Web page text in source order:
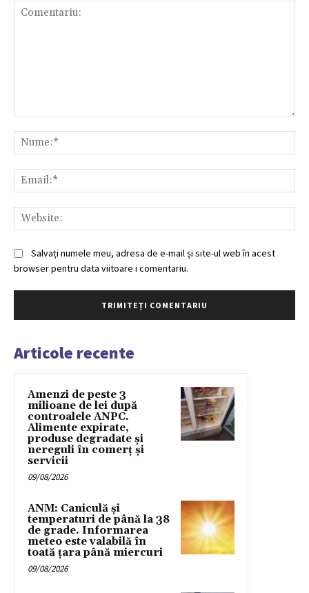
Salvați numele meu, adresa de e-mail și site-ul web în acest
browser pentru data viitoare i comentariu.
Articole recente
Amenzi de peste 3
milioane de lei după
controalele ANPC.
Alimente expirate,
produse degradate și
nereguli în comerț și
servicii
09/08/2026
ANM: Caniculă și
temperaturi de până la 38
de grade. Informarea
meteo este valabilă în
toată țara până miercuri
09/08/2026